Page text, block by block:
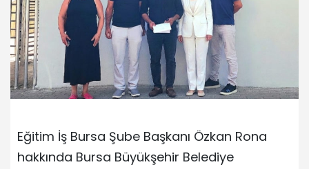
Eğitim İş Bursa Şube Başkanı Özkan Rona
hakkında Bursa Büyükşehir Belediye